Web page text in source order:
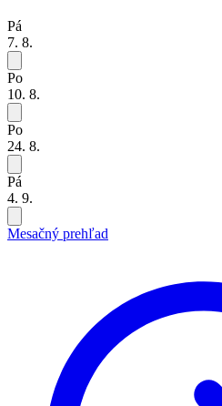
Pá
7. 8.
Po
10. 8.
Po
24. 8.
Pá
4. 9.
Mesačný prehľad